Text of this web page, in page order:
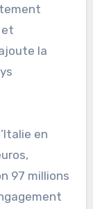
et
la
en
97 millions